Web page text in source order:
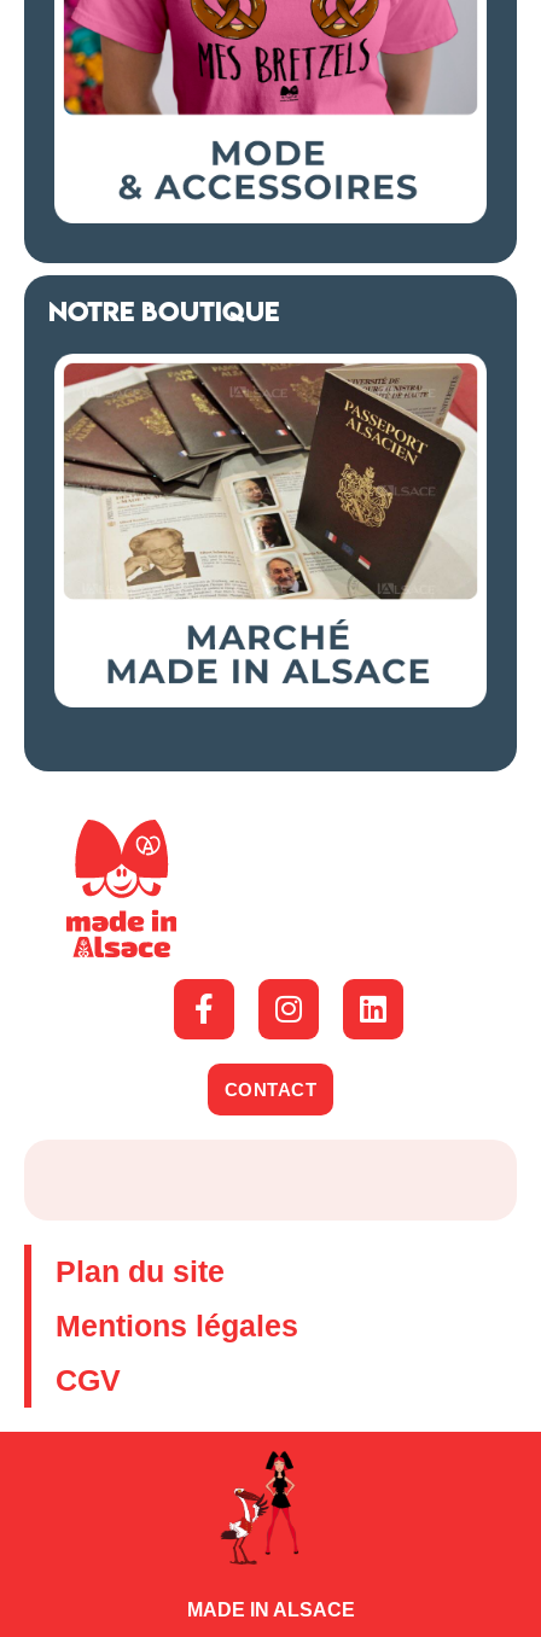
NOTRE BOUTIQUE
CONTACT
Plan du site
Mentions légales
CGV
MADE IN ALSACE